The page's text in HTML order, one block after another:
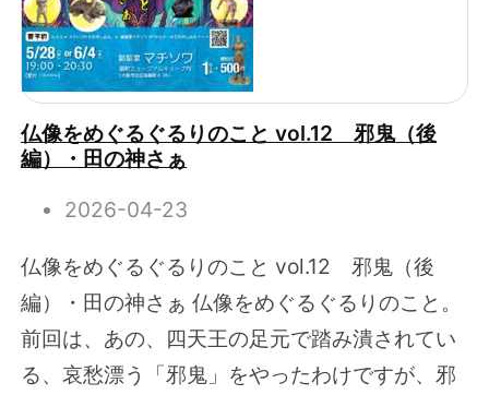
仏像をめぐるぐるりのこと vol.12 邪鬼（後
編）・田の神さぁ
2026-04-23
仏像をめぐるぐるりのこと vol.12 邪鬼（後
編）・田の神さぁ 仏像をめぐるぐるりのこと。
前回は、あの、四天王の足元で踏み潰されてい
る、哀愁漂う「邪鬼」をやったわけですが、邪